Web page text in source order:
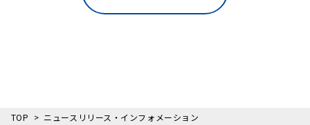
TOP ニュースリリース・インフォメーション